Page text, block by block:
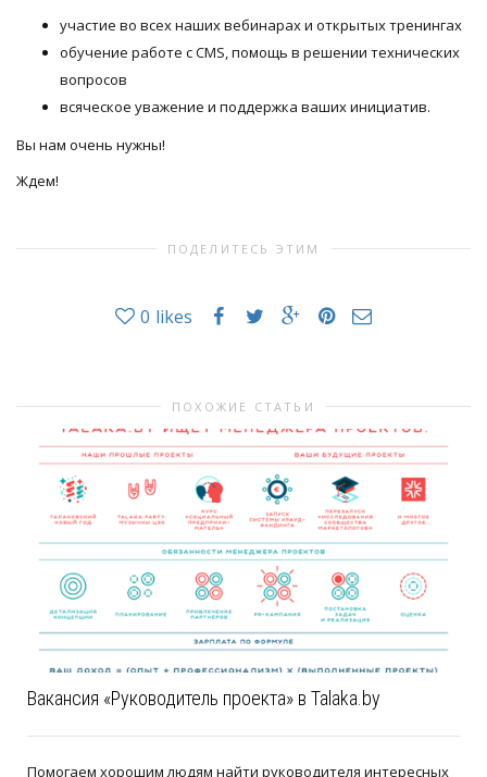
участие во всех наших вебинарах и открытых тренингах
обучение работе с CMS, помощь в решении технических
вопросов
всяческое уважение и поддержка ваших инициатив.
Вы нам очень нужны!
Ждем!
ПОДЕЛИТЕСЬ ЭТИМ
0 likes
ПОХОЖИЕ СТАТЬИ
Вакансия «Руководитель проекта» в Talaka.by
Помогаем хорошим людям найти руководителя интересных